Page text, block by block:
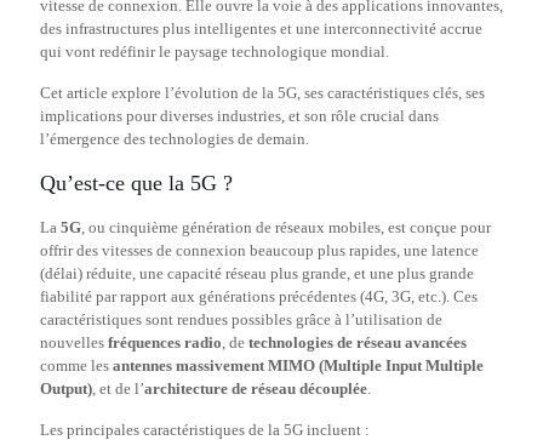
vitesse de connexion. Elle ouvre la voie à des applications innovantes,
des infrastructures plus intelligentes et une interconnectivité accrue
qui vont redéfinir le paysage technologique mondial.
Cet article explore l’évolution de la 5G, ses caractéristiques clés, ses
implications pour diverses industries, et son rôle crucial dans
l’émergence des technologies de demain.
Qu’est-ce que la 5G ?
La 5G, ou cinquième génération de réseaux mobiles, est conçue pour
offrir des vitesses de connexion beaucoup plus rapides, une latence
(délai) réduite, une capacité réseau plus grande, et une plus grande
fiabilité par rapport aux générations précédentes (4G, 3G, etc.). Ces
caractéristiques sont rendues possibles grâce à l’utilisation de
nouvelles fréquences radio, de technologies de réseau avancées
comme les antennes massivement MIMO (Multiple Input Multiple
Output), et de l’architecture de réseau découplée.
Les principales caractéristiques de la 5G incluent :